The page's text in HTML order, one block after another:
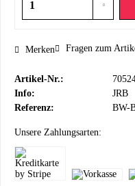
Merken Fragen zum
Artikel-Nr.:
Info:
JRB
Referenz:
BW-
Unsere Zahlungsarten: